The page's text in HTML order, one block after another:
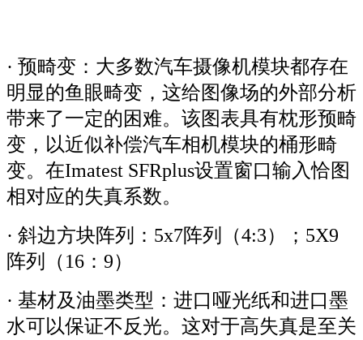
· 预畸变：大多数汽车摄像机模块都存在
明显的鱼眼畸变，这给图像场的外部分析
带来了一定的困难。该图表具有枕形预畸
变，以近似补偿汽车相机模块的桶形畸
变。在Imatest SFRplus设置窗口输入恰图
相对应的失真系数。
· 斜边方块阵列：5x7阵列（4:3）；5X9
阵列（16：9）
· 基材及油墨类型：进口哑光纸和进口墨
水可以保证不反光。这对于高失真是至关